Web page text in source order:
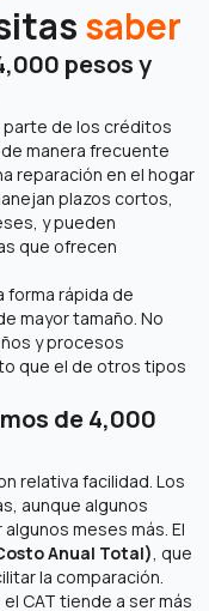
saber
pesos y
de los créditos
manera frecuente
reparación en el hogar
plazos cortos,
y pueden
que ofrecen
forma rápida de
mayor tamaño. No
y procesos
que el de otros tipos
de 4,000
relativa facilidad. Los
aunque algunos
meses más. El
Anual Total), que
la comparación.
CAT tiende a ser más